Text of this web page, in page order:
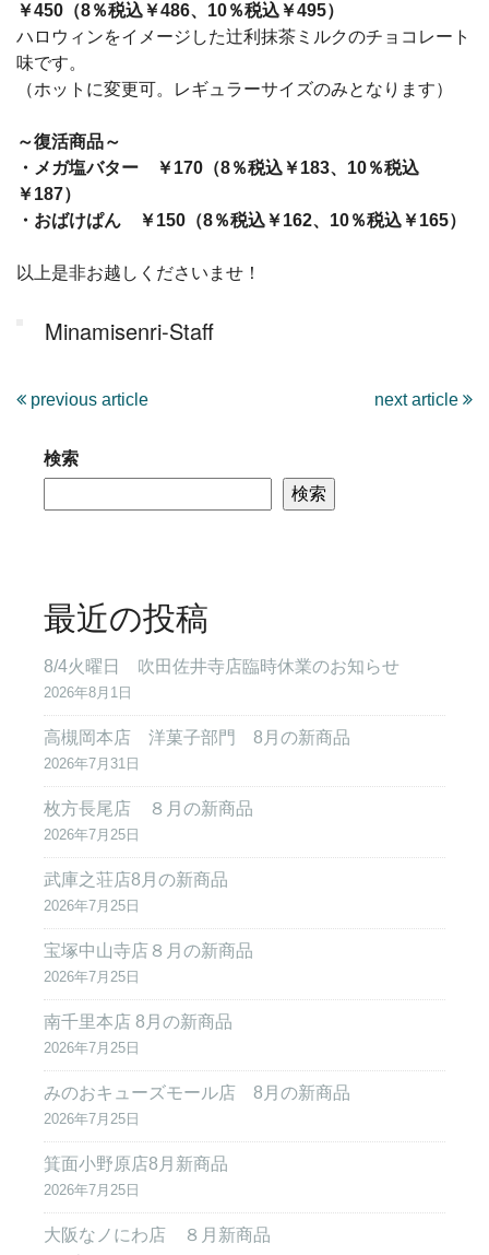
￥450（8％税込￥486、10％税込￥495）
ハロウィンをイメージした辻利抹茶ミルクのチョコレート
味です。
（ホットに変更可。レギュラーサイズのみとなります）
～復活商品～
・メガ塩バター ￥170（8％税込￥183、10％税込
￥187）
・おばけぱん ￥150（8％税込￥162、10％税込￥165）
以上是非お越しくださいませ！
Minamisenri-Staff
previous article next article
検索
検索
最近の投稿
8/4火曜日 吹田佐井寺店臨時休業のお知らせ
2026年8月1日
高槻岡本店 洋菓子部門 8月の新商品
2026年7月31日
枚方長尾店 ８月の新商品
2026年7月25日
武庫之荘店8月の新商品
2026年7月25日
宝塚中山寺店８月の新商品
2026年7月25日
南千里本店 8月の新商品
2026年7月25日
みのおキューズモール店 8月の新商品
2026年7月25日
箕面小野原店8月新商品
2026年7月25日
大阪なノにわ店 ８月新商品